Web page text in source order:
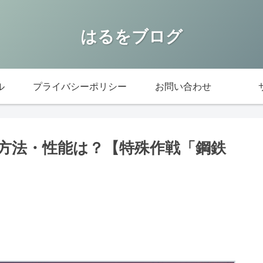
はるをブログ
プライバシーポリシー お問い合わせ
法・性能は？【特殊作戦「鋼鉄